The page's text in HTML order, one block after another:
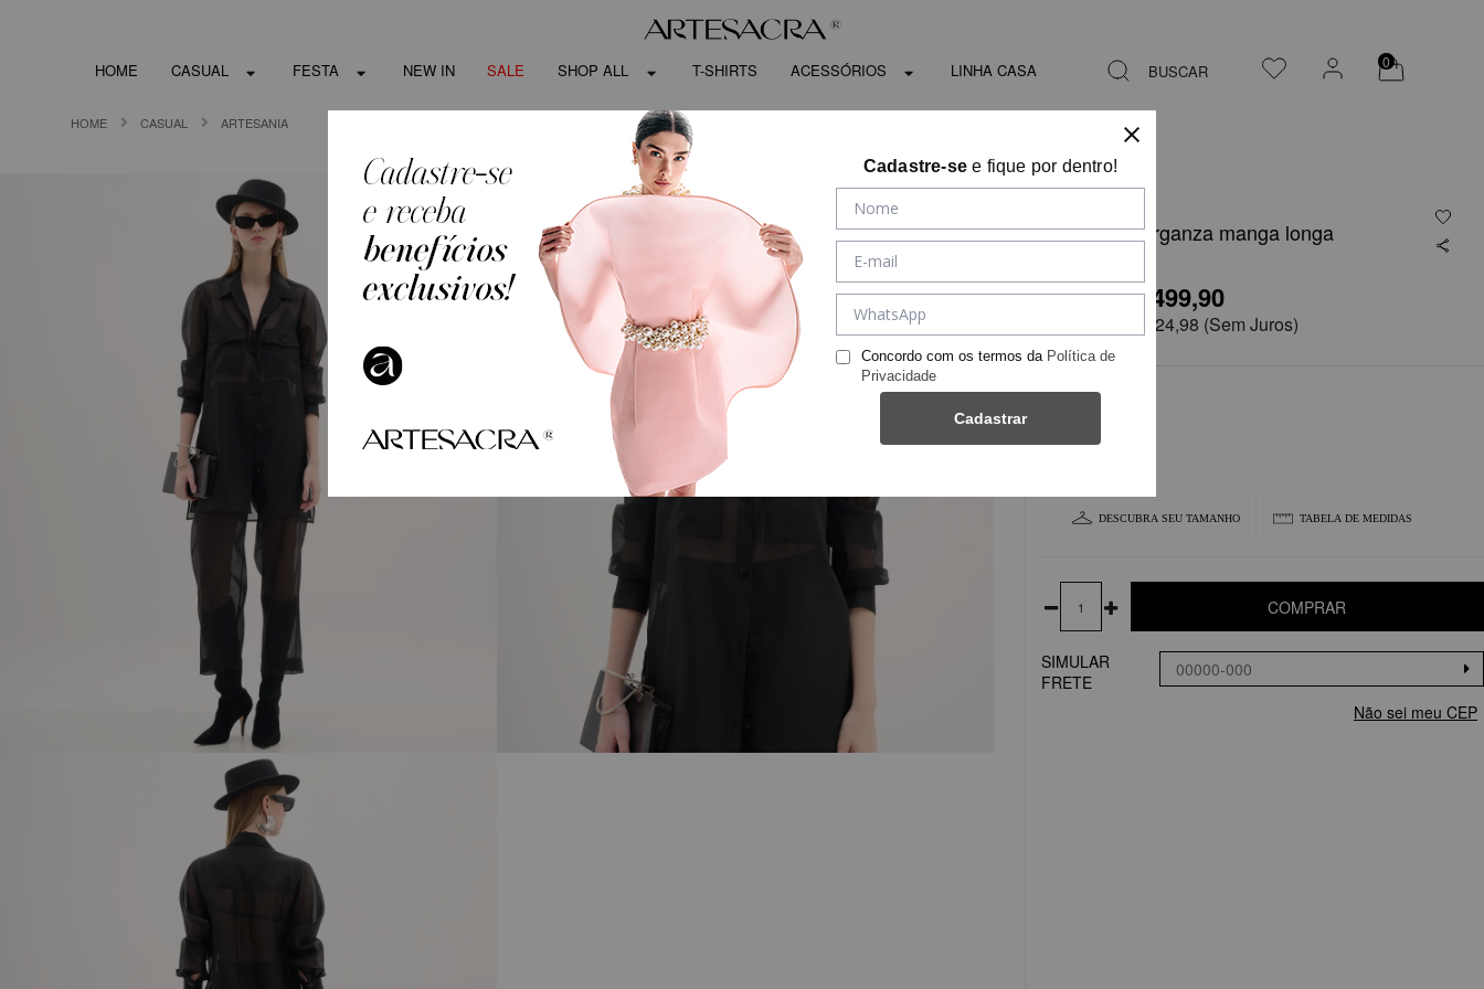
HOME CASUAL FESTA NEW IN SALE SHOP ALL T-SHIRTS ACESSÓRIOS LINHA CASA BUSCAR 0
HOME CASUAL ARTESANIA
Camisa de organza manga longa
R$999,75 R$ 499,90
R$ 124,98 (Sem Juros)
DESCUBRA SEU TAMANHO TABELA DE MEDIDAS
COMPRAR
SIMULAR
FRETE
Não sei meu CEP
Cadastre-se e fique por dentro!
Concordo com os termos da Política de
Privacidade
Cadastrar